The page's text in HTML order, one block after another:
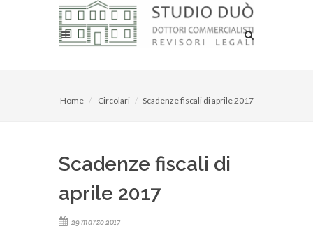
Home Circolari Scadenze fiscali di aprile 2017
Scadenze fiscali di
aprile 2017
29 marzo 2017